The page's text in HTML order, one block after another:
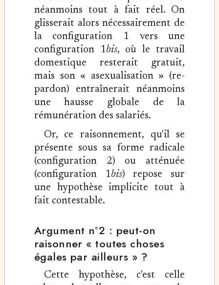
néanmoins tout à fait réel. On
glisserait alors nécessairement de
la configuration 1 vers une
configuration 1bis, où le travail
domestique resterait gratuit,
mais son « asexualisation » (re-
pardon) entraînerait néanmoins
une hausse globale de la
rémunération des salariés.
Or, ce raisonnement, qu'il se
présente sous sa forme radicale
(configuration 2) ou atténuée
(configuration 1bis) repose sur
une hypothèse implicite tout à
fait contestable.
Argument n°2 : peut-on
raisonner « toutes choses
égales par ailleurs » ?
Cette hypothèse, c'est celle